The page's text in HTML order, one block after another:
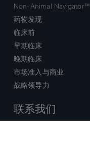
Non-Animal Navigator™
药物发现
临床前
早期临床
晚期临床
市场准入与商业
战略领导力
联系我们